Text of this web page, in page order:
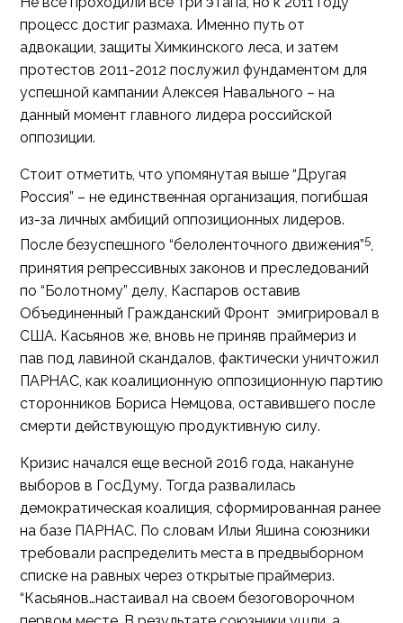
процесс достиг размаха. Именно путь от
адвокации, защиты Химкинского леса, и затем
протестов 2011-2012 послужил фундаментом для
успешной кампании Алексея Навального – на
данный момент главного лидера российской
оппозиции.
Стоит отметить, что упомянутая выше “Другая
Россия” – не единственная организация, погибшая
из-за личных амбиций оппозиционных лидеров.
После безуспешного “белоленточного движения”5,
принятия репрессивных законов и преследований
по “Болотному” делу, Каспаров оставив
Объединенный Гражданский Фронт эмигрировал в
США. Касьянов же, вновь не приняв праймериз и
пав под лавиной скандалов, фактически уничтожил
ПАРНАС, как коалиционную оппозиционную партию
сторонников Бориса Немцова, оставившего после
смерти действующую продуктивную силу.
Кризис начался еще весной 2016 года, накануне
выборов в ГосДуму. Тогда развалилась
демократическая коалиция, сформированная ранее
на базе ПАРНАС. По словам Ильи Яшина союзники
требовали распределить места в предвыборном
списке на равных через открытые праймериз.
“Касьянов…настаивал на своем безоговорочном